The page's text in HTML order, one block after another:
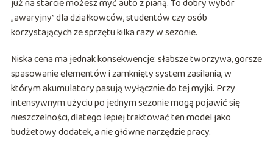
już na starcie możesz myć auto z pianą. To dobry wybór
„awaryjny” dla działkowców, studentów czy osób
korzystających ze sprzętu kilka razy w sezonie.
Niska cena ma jednak konsekwencje: słabsze tworzywa, gorsze
spasowanie elementów i zamknięty system zasilania, w
którym akumulatory pasują wyłącznie do tej myjki. Przy
intensywnym użyciu po jednym sezonie mogą pojawić się
nieszczelności, dlatego lepiej traktować ten model jako
budżetowy dodatek, a nie główne narzędzie pracy.